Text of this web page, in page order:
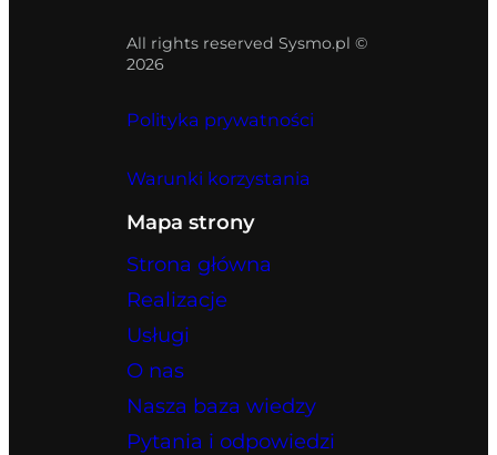
All rights reserved Sysmo.pl ©
2026
Polityka prywatności
Warunki korzystania
Mapa strony
Strona główna
Realizacje
Usługi
O nas
Nasza baza wiedzy
Pytania i odpowiedzi